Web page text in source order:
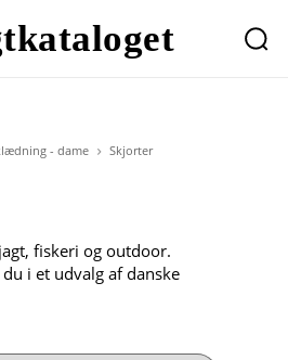
- dame Skjorter
fiskeri og outdoor.
i et udvalg af danske